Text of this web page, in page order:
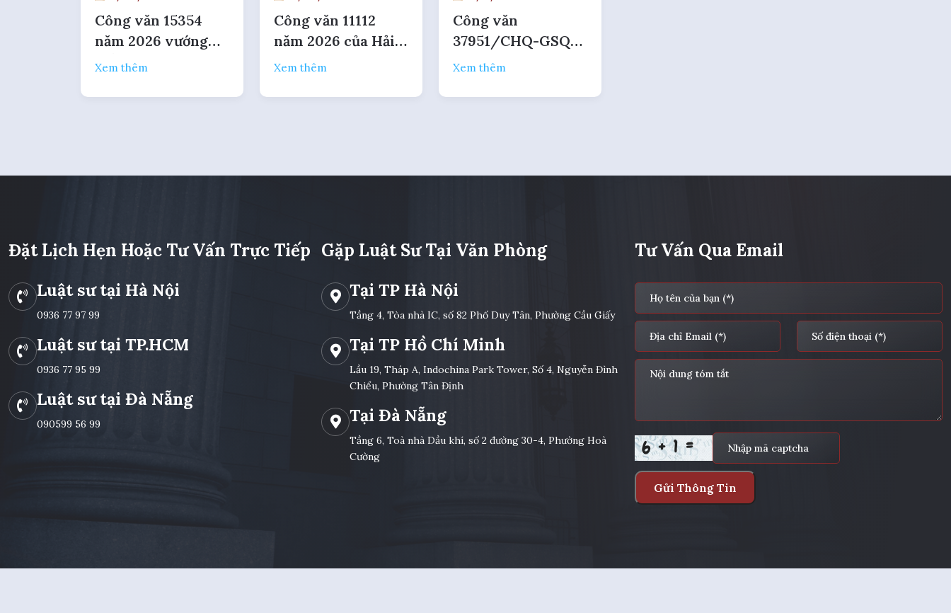
Công văn 15354
năm 2026 vướng
mắc ghi nhãn hàng
Xem thêm
Công văn 11112
năm 2026 của Hải
Quan về xác nhận
Xem thêm
Công văn
37951/CHQ-GSQL
năm 2025 hướng
nhập khẩu máy
Xem thêm
Đặt Lịch Hẹn Hoặc Tư Vấn Trực Tiếp
Luật sư tại Hà Nội
0936 77 97 99
Luật sư tại TP.HCM
0936 77 95 99
Luật sư tại Đà Nẵng
090599 56 99
Gặp Luật Sư Tại Văn Phòng
Tại TP Hà Nội
Tầng 4, Tòa nhà IC, số 82 Phố Duy Tân, Phường Cầu Giấy
Tại TP Hồ Chí Minh
Lầu 19, Tháp A, Indochina Park Tower, Số 4, Nguyễn Đình
Chiểu, Phường Tân Định
Tại Đà Nẵng
Tầng 6, Toà nhà Dầu khí, số 2 đường 30-4, Phường Hoà
Cường
Tư Vấn Qua Email